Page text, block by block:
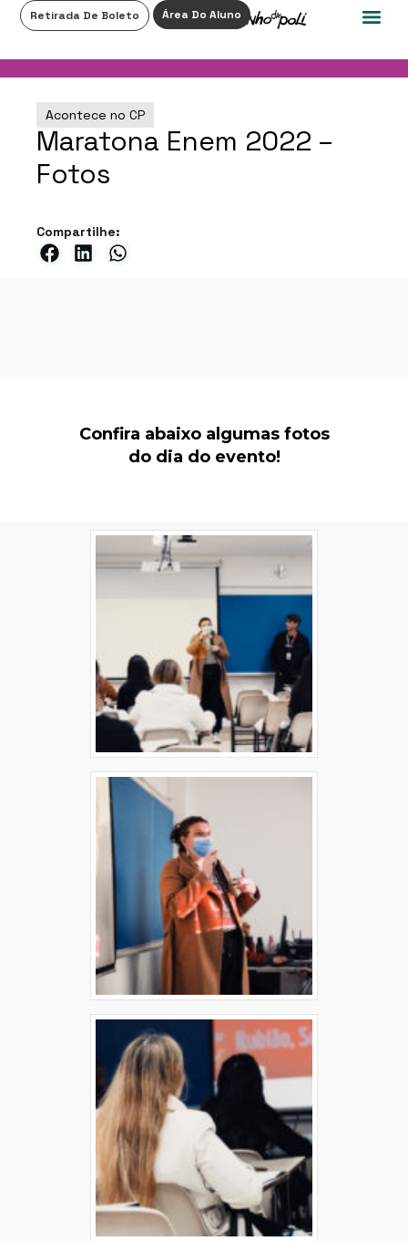
Retirada De Boleto Área Do Aluno
Acontece no CP
Maratona Enem 2022 –
Fotos
Compartilhe:
Confira abaixo algumas fotos
do dia do evento!